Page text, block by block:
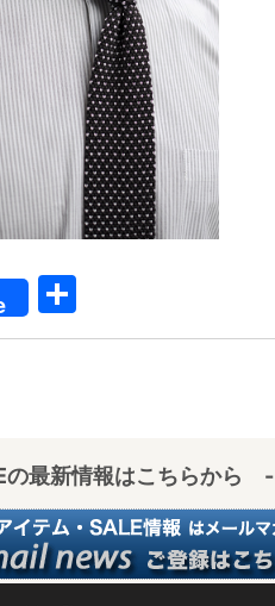
有
最新情報はこちらから -